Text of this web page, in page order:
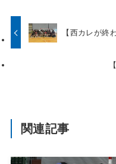
【西カレが終
関連記事